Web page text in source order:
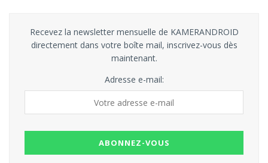
Recevez la newsletter mensuelle de KAMERANDROID
directement dans votre boîte mail, inscrivez-vous dès
maintenant.
Adresse e-mail: